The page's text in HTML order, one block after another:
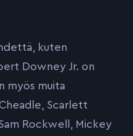
kuten
Downey Jr. on
myös muita
Scarlett
Rockwell, Mickey